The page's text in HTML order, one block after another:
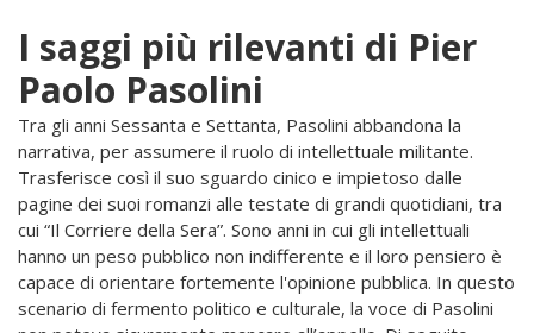
I saggi più rilevanti di Pier
Paolo Pasolini
Tra gli anni Sessanta e Settanta, Pasolini abbandona la
narrativa, per assumere il ruolo di intellettuale militante.
Trasferisce così il suo sguardo cinico e impietoso dalle
pagine dei suoi romanzi alle testate di grandi quotidiani, tra
cui “Il Corriere della Sera”. Sono anni in cui gli intellettuali
hanno un peso pubblico non indifferente e il loro pensiero è
capace di orientare fortemente l'opinione pubblica. In questo
scenario di fermento politico e culturale, la voce di Pasolini